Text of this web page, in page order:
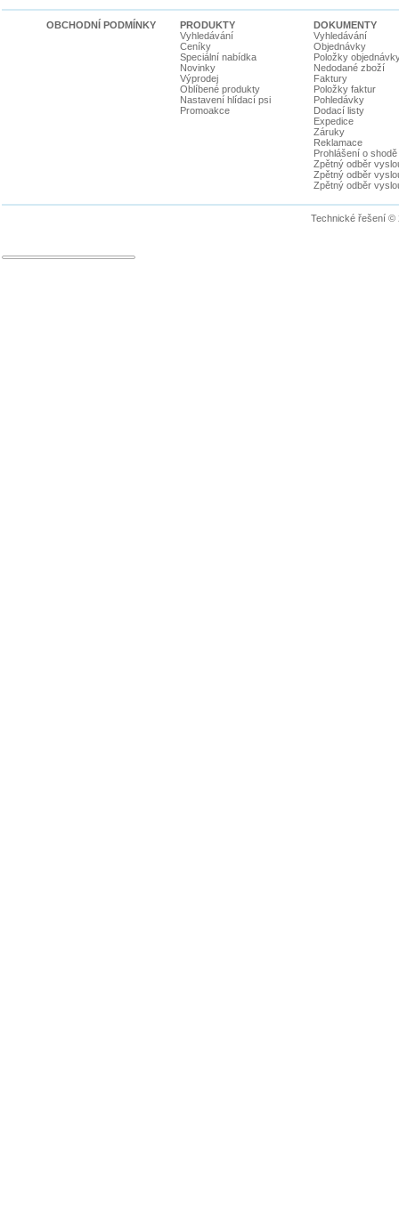
OBCHODNÍ PODMÍNKY
PRODUKTY
Vyhledávání
Ceníky
Speciální nabídka
Novinky
Výprodej
Oblíbené produkty
Nastavení hlídací psi
Promoakce
DOKUMENTY
Vyhledávání
Objednávky
Položky
Nedodané zboží
Faktury
Položky faktur
Pohledávky
Dodací listy
Expedice
Záruky
Reklamace
Prohlášení o shodě
Zpětný odběr
Zpětný odběr
Zpětný odběr
Technické řešení ©